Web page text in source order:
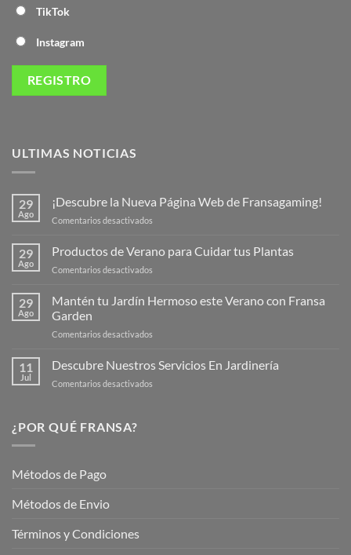
TikTok
Instagram
ULTIMAS NOTICIAS
29
Ago
¡Descubre la Nueva Página Web de Fransagaming!
Comentarios desactivados
Nueva
de
29
Ago
Productos de Verano para Cuidar tus Plantas
Comentarios desactivados
de
Verano
Plantas
29
Ago
Mantén tu Jardín Hermoso este Verano con Fransa
Garden
Comentarios desactivados
tu
Jardín
11
Jul
Descubre Nuestros Servicios En Jardinería
Comentarios desactivados
¿POR QUÉ FRANSA?
Métodos de Pago
Métodos de Envio
Términos y Condiciones